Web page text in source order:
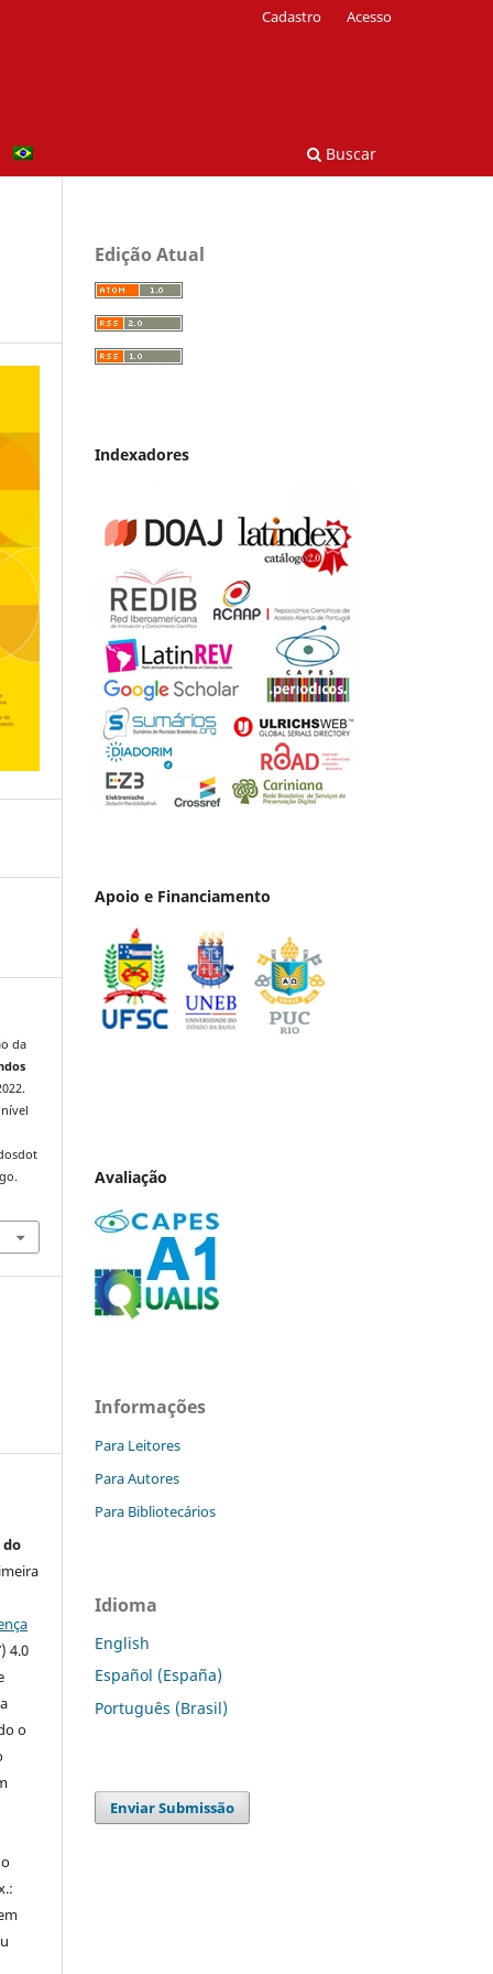
Buscar
Cadastro Acesso
da
do
4.0
o
Edição Atual
Indexadores
Apoio e Financiamento
Avaliação
Informações
Para Leitores
Para Autores
Para Bibliotecários
Idioma
English
Español (España)
Português (Brasil)
Enviar Submissão